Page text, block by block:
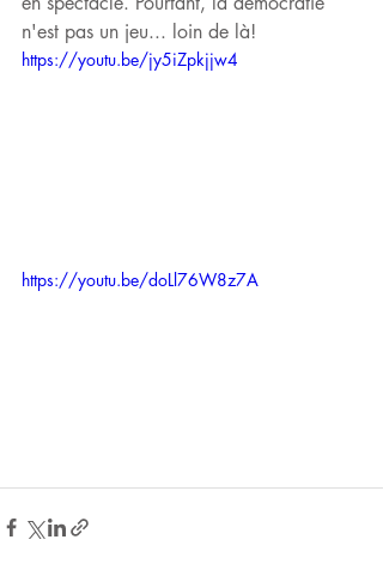
n'est pas un jeu... loin de là!
https://youtu.be/jy5iZpkjjw4
https://youtu.be/doLl76W8z7A